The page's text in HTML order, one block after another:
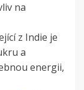
na
z Indie je
a
energii,